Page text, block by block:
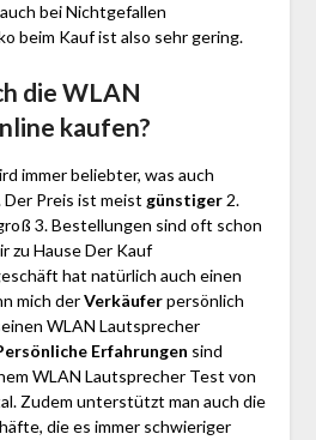
bei Nichtgefallen
beim Kauf ist also sehr gering.
die WLAN
kaufen?
immer beliebter, was auch
Preis ist meist günstiger2.
3. Bestellungen sind oft schon
zu Hause Der Kauf
hat natürlich auch einen
mich derVerkäuferpersönlich
WLAN Lautsprecher
Erfahrungen sind
WLAN Lautsprecher Test von
Zudem unterstützt man auch die
die es immer schwieriger